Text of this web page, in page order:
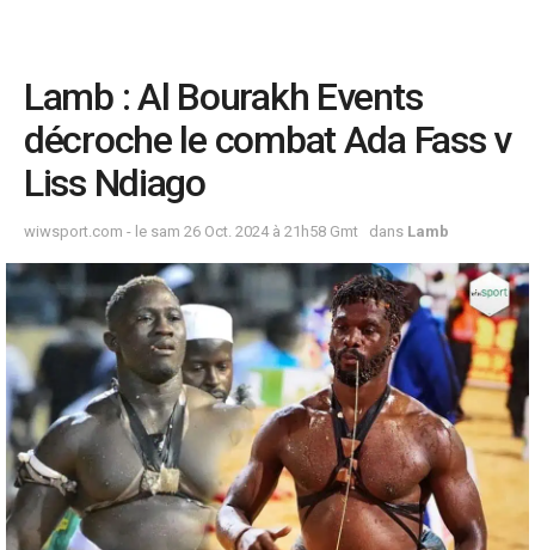
Lamb : Al Bourakh Events
décroche le combat Ada Fass v
Liss Ndiago
wiwsport.com - le sam 26 Oct. 2024 à 21h58 Gmt dans Lamb